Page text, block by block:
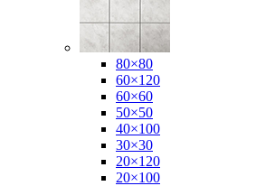
80×80
60×120
60×60
50×50
40×100
30×30
20×120
20×100